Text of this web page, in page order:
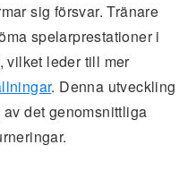
sig försvar. Tränare
spelarprestationer i
vilket leder till mer
. Denna utveckling
det genomsnittliga